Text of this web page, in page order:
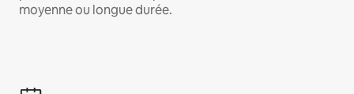
moyenne ou longue durée.